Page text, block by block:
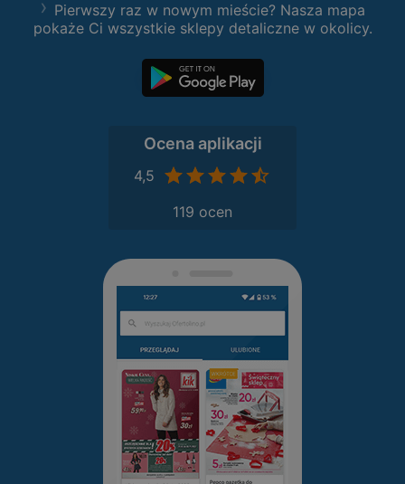
Pierwszy raz w nowym mieście? Nasza mapa
pokaże Ci wszystkie sklepy detaliczne w okolicy.
Ocena aplikacji
4,5
119 ocen